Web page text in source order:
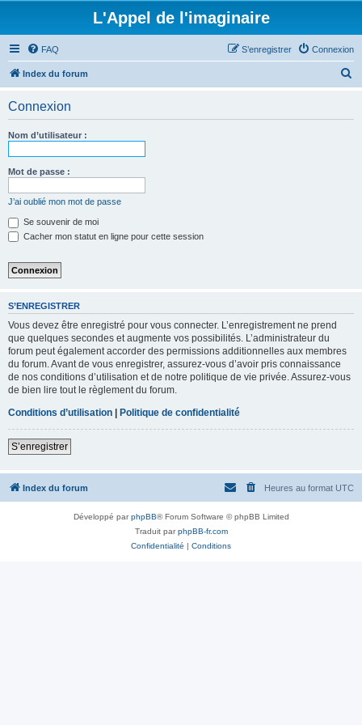
L'Appel de l'imaginaire
FAQ Connexion
S’enregistrer
Index du forum
Connexion
Nom d’utilisateur :
Mot de passe :
J’ai oublié mon mot de passe
Se souvenir de moi
Cacher mon statut en ligne pour cette session
S’ENREGISTRER
Vous devez être enregistré pour vous connecter. L’enregistrement ne prend
que quelques secondes et augmente vos possibilités. L’administrateur du
forum peut également accorder des permissions additionnelles aux membres
du forum. Avant de vous enregistrer, assurez-vous d’avoir pris connaissance
de nos conditions d’utilisation et de notre politique de vie privée. Assurez-vous
de bien lire tout le règlement du forum.
Conditions d’utilisation | Politique de confidentialité
S’enregistrer
Index du forum Heures au format UTC
Développé parphpBB® Forum Software © phpBB Limited
Traduit parphpBB-fr.com
Confidentialité | Conditions